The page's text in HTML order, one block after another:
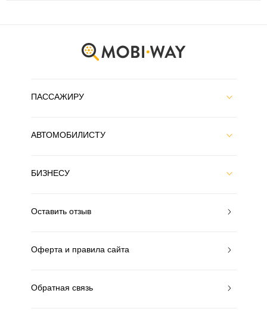
ПАССАЖИРУ
АВТОМОБИЛИСТУ
БИЗНЕСУ
Оставить отзыв
Оферта и правила сайта
Обратная связь